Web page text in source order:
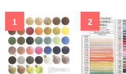
1 2